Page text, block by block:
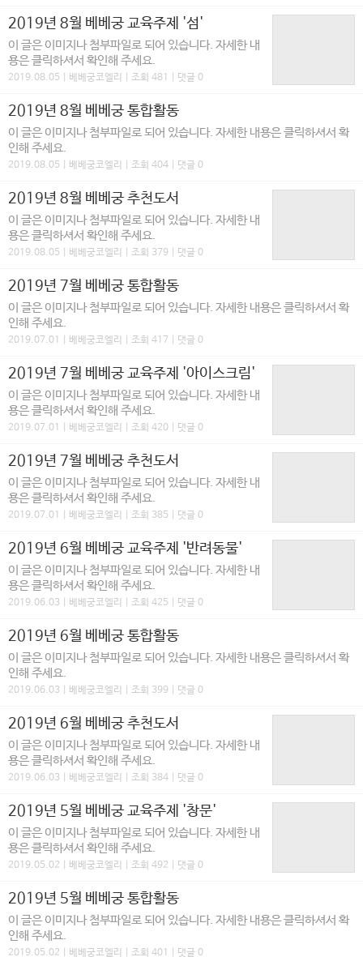
2019년 8월 베베궁 교육주제 '섬'
이 글은 이미지나 첨부파일로 되어 있습니다. 자세한 내
용은 클릭하셔서 확인해 주세요.
2019.08.05 | 베베궁코엘리 | 조회 481 | 댓글 0
2019년 8월 베베궁 통합활동
이 글은 이미지나 첨부파일로 되어 있습니다. 자세한 내용은 클릭하셔서 확
인해 주세요.
2019.08.05 | 베베궁코엘리 | 조회 404 | 댓글 0
2019년 8월 베베궁 추천도서
이 글은 이미지나 첨부파일로 되어 있습니다. 자세한 내
용은 클릭하셔서 확인해 주세요.
2019.08.05 | 베베궁코엘리 | 조회 379 | 댓글 0
2019년 7월 베베궁 통합활동
이 글은 이미지나 첨부파일로 되어 있습니다. 자세한 내용은 클릭하셔서 확
인해 주세요.
2019.07.01 | 베베궁코엘리 | 조회 417 | 댓글 0
2019년 7월 베베궁 교육주제 '아이스크림'
이 글은 이미지나 첨부파일로 되어 있습니다. 자세한 내
용은 클릭하셔서 확인해 주세요.
2019.07.01 | 베베궁코엘리 | 조회 420 | 댓글 0
2019년 7월 베베궁 추천도서
이 글은 이미지나 첨부파일로 되어 있습니다. 자세한 내
용은 클릭하셔서 확인해 주세요.
2019.07.01 | 베베궁코엘리 | 조회 385 | 댓글 0
2019년 6월 베베궁 교육주제 '반려동물'
이 글은 이미지나 첨부파일로 되어 있습니다. 자세한 내
용은 클릭하셔서 확인해 주세요.
2019.06.03 | 베베궁코엘리 | 조회 425 | 댓글 0
2019년 6월 베베궁 통합활동
이 글은 이미지나 첨부파일로 되어 있습니다. 자세한 내용은 클릭하셔서 확
인해 주세요.
2019.06.03 | 베베궁코엘리 | 조회 399 | 댓글 0
2019년 6월 베베궁 추천도서
이 글은 이미지나 첨부파일로 되어 있습니다. 자세한 내
용은 클릭하셔서 확인해 주세요.
2019.06.03 | 베베궁코엘리 | 조회 384 | 댓글 0
2019년 5월 베베궁 교육주제 '창문'
이 글은 이미지나 첨부파일로 되어 있습니다. 자세한 내
용은 클릭하셔서 확인해 주세요.
2019.05.02 | 베베궁코엘리 | 조회 492 | 댓글 0
2019년 5월 베베궁 통합활동
이 글은 이미지나 첨부파일로 되어 있습니다. 자세한 내용은 클릭하셔서 확
인해 주세요.
2019.05.02 | 베베궁코엘리 | 조회 401 | 댓글 0